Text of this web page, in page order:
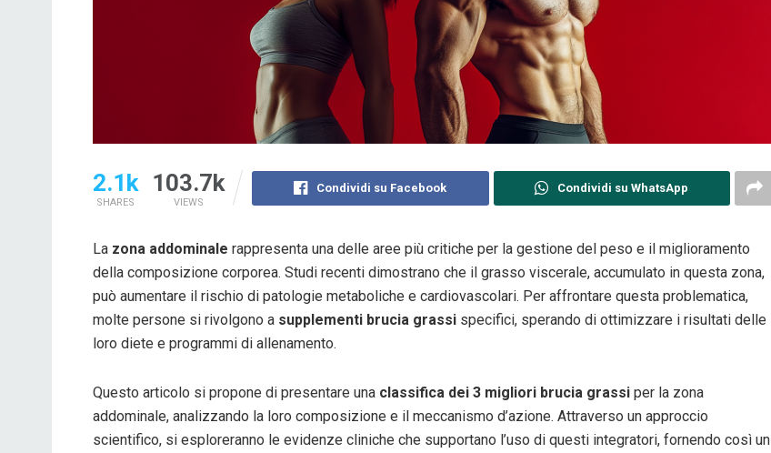
2.1k
SHARES
103.7k
VIEWS
Condividi su Facebook Condividi su WhatsApp
La zona addominale rappresenta una delle aree più critiche per la gestione del peso e il miglioramento
della composizione corporea. Studi recenti dimostrano che il grasso viscerale, accumulato in questa zona,
può aumentare il rischio di patologie metaboliche e cardiovascolari. Per affrontare questa problematica,
molte persone si rivolgono a supplementi brucia grassi specifici, sperando di ottimizzare i risultati delle
loro diete e programmi di allenamento.
Questo articolo si propone di presentare una classifica dei 3 migliori brucia grassi per la zona
addominale, analizzando la loro composizione e il meccanismo d’azione. Attraverso un approccio
scientifico, si esploreranno le evidenze cliniche che supportano l’uso di questi integratori, fornendo così un